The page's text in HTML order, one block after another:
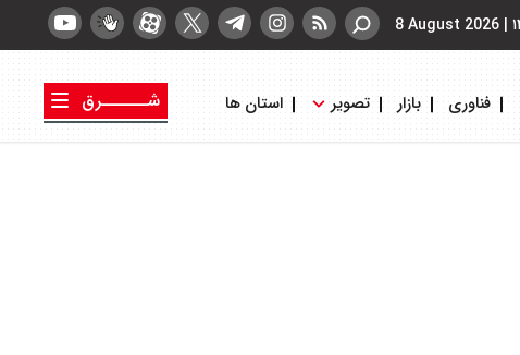
|
8 August 2026
فناوری بازار تصویر استان ها
شــــــرق